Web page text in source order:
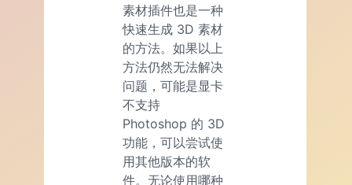
素材插件也是一种
快速生成 3D 素材
的方法。如果以上
方法仍然无法解决
问题，可能是显卡
不支持
Photoshop 的 3D
功能，可以尝试使
用其他版本的软
件。无论使用哪种